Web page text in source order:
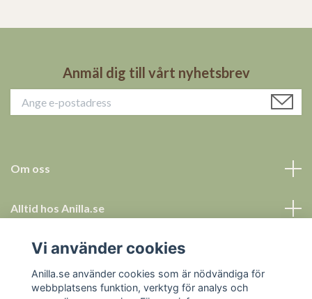
Anmäl dig till vårt nyhetsbrev
Om oss
Alltid hos Anilla.se
Allt för ett tryggt köp
Sociala medier
Vi använder cookies
Anilla.se använder cookies som är nödvändiga för
webbplatsens funktion, verktyg för analys och